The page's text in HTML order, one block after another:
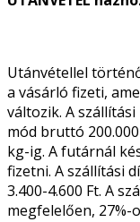
Utánvétellel
a vásárló fizeti,
változik. A
mód bruttó
kg-ig. A futárnál
fizetni. A szállítási
3.400-4.600 Ft. A
megfelelően, 27%-